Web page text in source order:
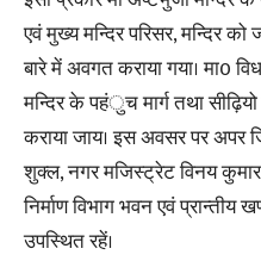
एवं मुख्य मन्दिर परिसर, मन्दिर
बारे में अवगत कराया गया। मा0
मन्दिर के पहंुच मार्ग तथा सीढ़ियो
कराया जाय। इस अवसर पर अपर
शुक्ल, नगर मजिस्ट्रेट विनय
निर्माण विभाग भवन एवं प्रान्तीय
उपस्थित रहें।